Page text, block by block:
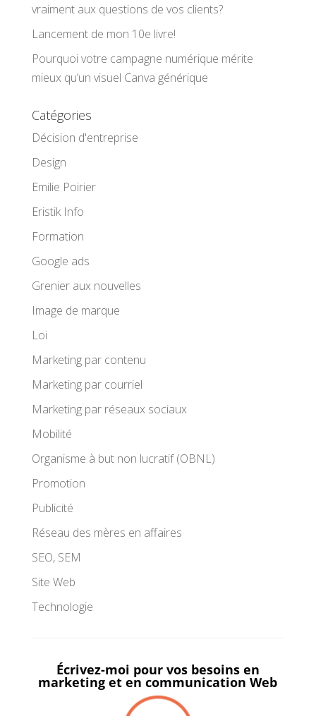
vraiment aux questions de vos clients?
Lancement de mon 10e livre!
Pourquoi votre campagne numérique mérite
mieux qu’un visuel Canva générique
Catégories
Décision d'entreprise
Design
Emilie Poirier
Eristik Info
Formation
Google ads
Grenier aux nouvelles
Image de marque
Loi
Marketing par contenu
Marketing par courriel
Marketing par réseaux sociaux
Mobilité
Organisme à but non lucratif (OBNL)
Promotion
Publicité
Réseau des mères en affaires
SEO, SEM
Site Web
Technologie
Écrivez-moi pour vos besoins en
marketing et en communication Web